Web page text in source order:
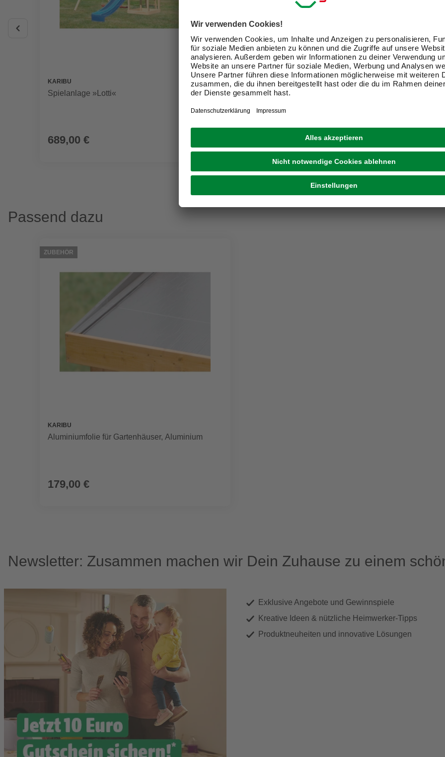
KARIBU
Spielanlage »Lotti«
689,00 €
NESLING
Sonnensegel, Format: 500 x 710 cm
Passend dazu
ZUBEHÖR
KARIBU
Aluminiumfolie für Gartenhäuser, Aluminium
179,00 €
Newsletter: Zusammen machen wir Dein Zuhause zu einem
Exklusive Angebote und Gewinnspiele
Kreative Ideen & nützliche Heimwerker-Tipps
Produktneuheiten und innovative Lösungen